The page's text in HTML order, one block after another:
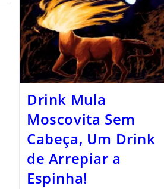
Drink Mula
Moscovita Sem
Cabeça, Um Drink
de Arrepiar a
Espinha!